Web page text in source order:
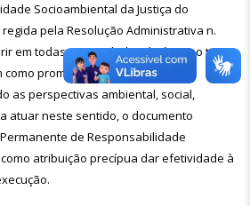
Socioambiental da Justiça do
pela Resolução Administrativa n.
em todas as atividades do órgão o tema
promover o desenvolvimento
as perspectivas ambiental, social,
atuar neste sentido, o documento
de Responsabilidade
atribuição precípua dar efetividade à